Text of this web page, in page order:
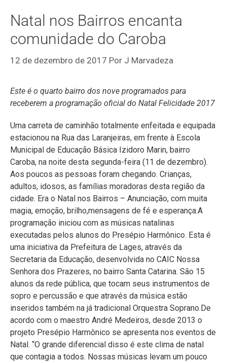
Natal nos Bairros encanta
comunidade do Caroba
12 de dezembro de 2017 Por J Marvadeza
Este é o quarto bairro dos nove programados para
receberem a programação oficial do Natal Felicidade 2017
Uma carreta de caminhão totalmente enfeitada e equipada
estacionou na Rua das Laranjeiras, em frente à Escola
Municipal de Educação Básica Izidoro Marin, bairro
Caroba, na noite desta segunda-feira (11 de dezembro).
Aos poucos as pessoas foram chegando. Crianças,
adultos, idosos, as famílias moradoras desta região da
cidade. Era o Natal nos Bairros – Anunciação, com muita
magia, emoção, brilho,mensagens de fé e esperança.A
programação iniciou com as músicas natalinas
executadas pelos alunos do Presépio Harmônico. Esta é
uma iniciativa da Prefeitura de Lages, através da
Secretaria da Educação, desenvolvida no CAIC Nossa
Senhora dos Prazeres, no bairro Santa Catarina. São 15
alunos da rede pública, que tocam seus instrumentos de
sopro e percussão e que através da música estão
inseridos também na já tradicional Orquestra Soprano.De
acordo com o maestro André Medeiros, desde 2013 o
projeto Presépio Harmônico se apresenta nos eventos de
Natal. “O grande diferencial disso é este clima de natal
que contagia a todos. Nossas músicas levam um pouco